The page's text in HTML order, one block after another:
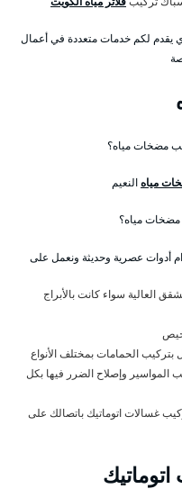
يقدم لكم خدمات متعددة في أعمال
مضخات مياه؟
مياهالنعيم
مضخات مياه؟
أدوات عصرية وحديثة ونعمل على
العالية سواء كانت بالأبراج
الحمامات بمختلف الأنواع
المواسير وإصلاح الضرر فيها بكل
غسالات اتوماتيك باتصالك على